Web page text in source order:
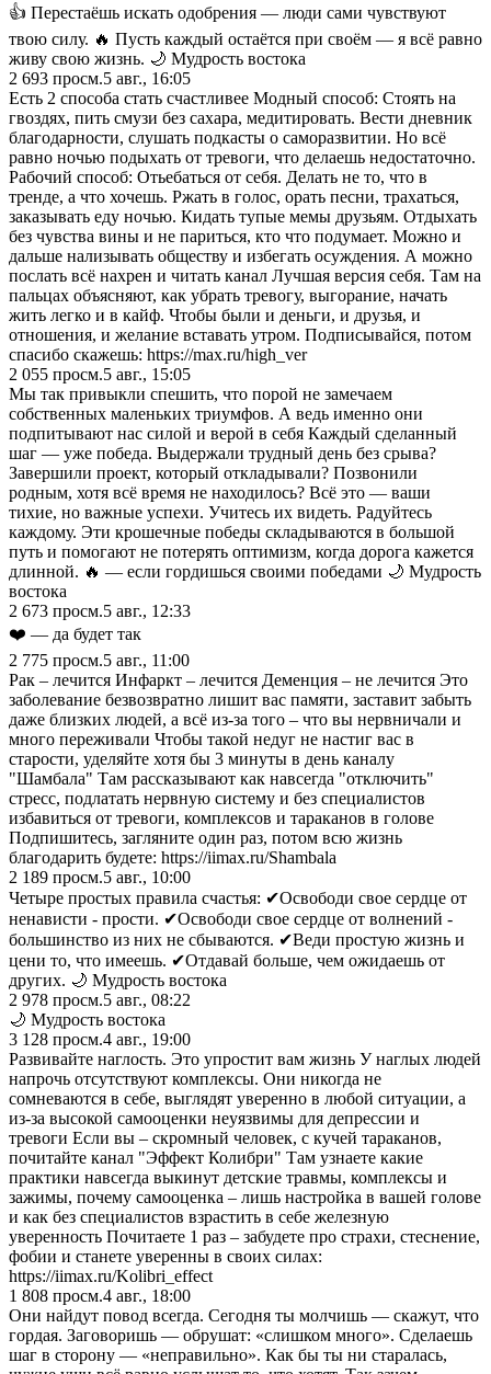
👍 Перестаёшь искать одобрения — люди сами чувствуют
твою силу. 🔥 Пусть каждый остаётся при своём — я всё равно
живу свою жизнь. 🌙 Мудрость востока
2 693 просм.5 авг., 16:05
Есть 2 способа стать счастливее Модный способ: Стоять на
гвоздях, пить смузи без сахара, медитировать. Вести дневник
благодарности, слушать подкасты о саморазвитии. Но всё
равно ночью подыхать от тревоги, что делаешь недостаточно.
Рабочий способ: Отьебаться от себя. Делать не то, что в
тренде, а что хочешь. Ржать в голос, орать песни, трахаться,
заказывать еду ночью. Кидать тупые мемы друзьям. Отдыхать
без чувства вины и не париться, кто что подумает. Можно и
дальше нализывать обществу и избегать осуждения. А можно
послать всё нахрен и читать канал Лучшая версия себя. Там на
пальцах объясняют, как убрать тревогу, выгорание, начать
жить легко и в кайф. Чтобы были и деньги, и друзья, и
отношения, и желание вставать утром. Подписывайся, потом
спасибо скажешь: https://max.ru/high_ver
2 055 просм.5 авг., 15:05
Мы так привыкли спешить, что порой не замечаем
собственных маленьких триумфов. А ведь именно они
подпитывают нас силой и верой в себя Каждый сделанный
шаг — уже победа. Выдержали трудный день без срыва?
Завершили проект, который откладывали? Позвонили
родным, хотя всё время не находилось? Всё это — ваши
тихие, но важные успехи. Учитесь их видеть. Радуйтесь
каждому. Эти крошечные победы складываются в большой
путь и помогают не потерять оптимизм, когда дорога кажется
длинной. 🔥 — если гордишься своими победами 🌙 Мудрость
востока
2 673 просм.5 авг., 12:33
❤️ — да будет так
2 775 просм.5 авг., 11:00
Рак – лечится Инфаркт – лечится Деменция – не лечится Это
заболевание безвозвратно лишит вас памяти, заставит забыть
даже близких людей, а всё из-за того – что вы нервничали и
много переживали Чтобы такой недуг не настиг вас в
старости, уделяйте хотя бы 3 минуты в день каналу
"Шамбала" Там рассказывают как навсегда "отключить"
стресс, подлатать нервную систему и без специалистов
избавиться от тревоги, комплексов и тараканов в голове
Подпишитесь, загляните один раз, потом всю жизнь
благодарить будете: https://iimax.ru/Shambala
2 189 просм.5 авг., 10:00
Четыре простых правила счастья: ✔Освободи свое сердце от
ненависти - прости. ✔Освободи свое сердце от волнений -
большинство из них не сбываются. ✔Веди простую жизнь и
цени то, что имеешь. ✔Отдавай больше, чем ожидаешь от
других. 🌙 Мудрость востока
2 978 просм.5 авг., 08:22
🌙 Мудрость востока
3 128 просм.4 авг., 19:00
Развивайте наглость. Это упростит вам жизнь У наглых людей
напрочь отсутствуют комплексы. Они никогда не
сомневаются в себе, выглядят уверенно в любой ситуации, а
из-за высокой самооценки неуязвимы для депрессии и
тревоги Если вы – скромный человек, с кучей тараканов,
почитайте канал "Эффект Колибри" Там узнаете какие
практики навсегда выкинут детские травмы, комплексы и
зажимы, почему самооценка – лишь настройка в вашей голове
и как без специалистов взрастить в себе железную
уверенность Почитаете 1 раз – забудете про страхи, стеснение,
фобии и станете уверенны в своих силах:
https://iimax.ru/Kolibri_effect
1 808 просм.4 авг., 18:00
Они найдут повод всегда. Сегодня ты молчишь — скажут, что
гордая. Заговоришь — обрушат: «слишком много». Сделаешь
шаг в сторону — «неправильно». Как бы ты ни старалась,